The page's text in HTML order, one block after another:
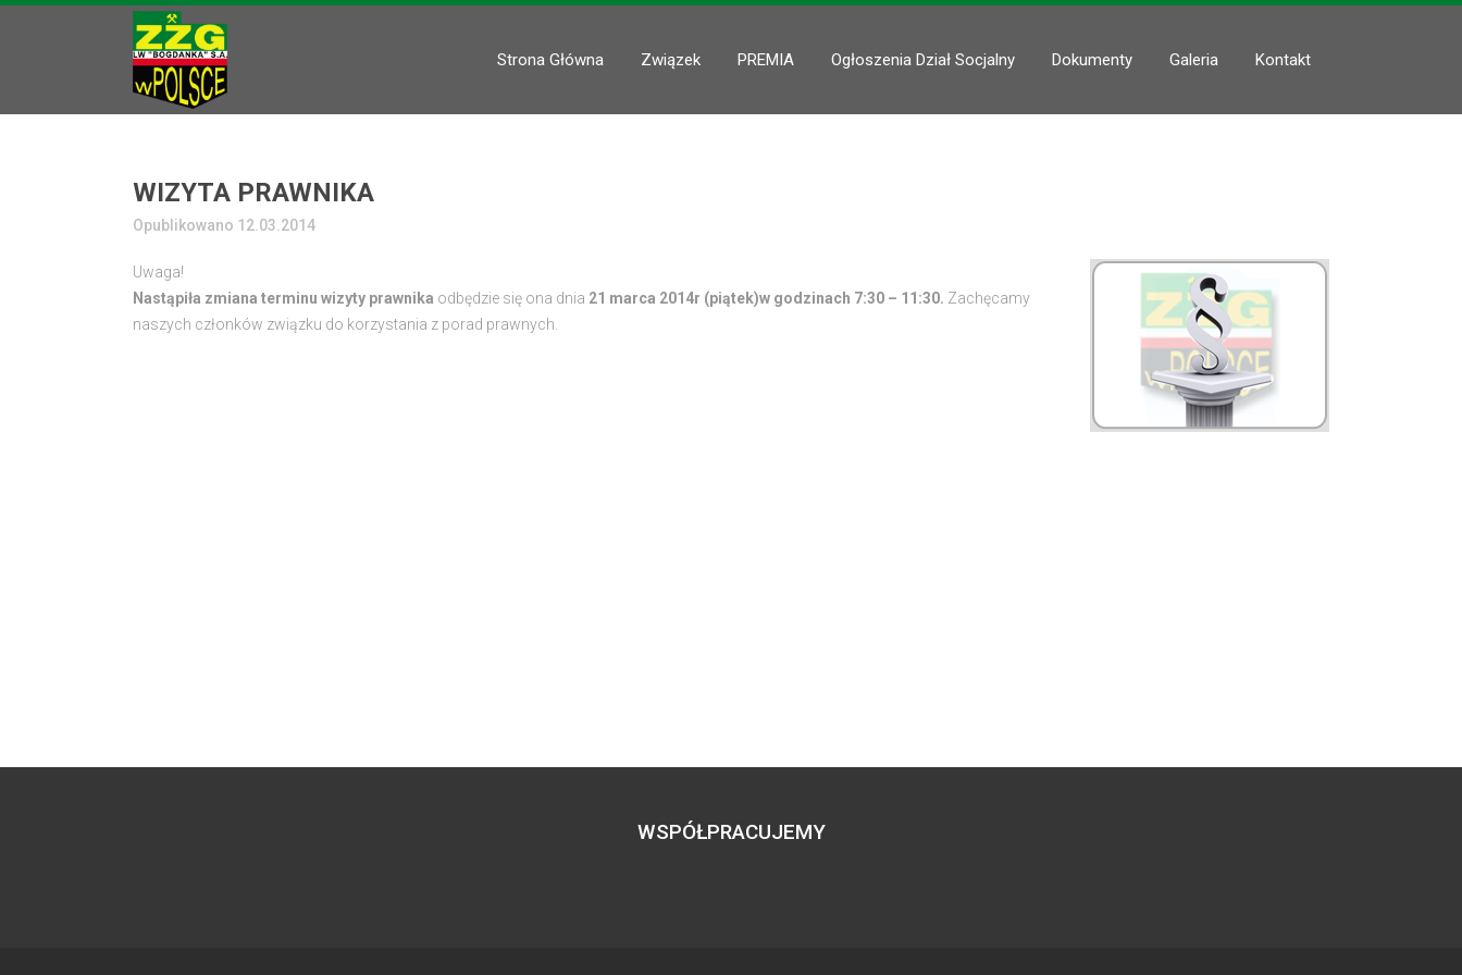
Strona Główna Związek PREMIA Ogłoszenia Dział Socjalny Dokumenty Galeria Kontakt
WIZYTA PRAWNIKA
Opublikowano 12.03.2014
Uwaga!
Nastąpiła zmiana terminu wizyty prawnika odbędzie się ona dnia 21 marca 2014r (piątek)w godzinach 7:30 – 11:30. Zachęcamy
naszych członków związku do korzystania z porad prawnych.
WSPÓŁPRACUJEMY